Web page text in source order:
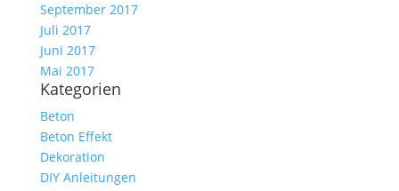
September 2017
Juli 2017
Juni 2017
Mai 2017
Kategorien
Beton
Beton Effekt
Dekoration
DIY Anleitungen